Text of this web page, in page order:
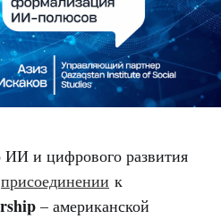
и цифрового развития
присоединении к
– американской